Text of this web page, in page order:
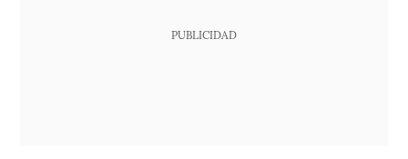
PUBLICIDAD